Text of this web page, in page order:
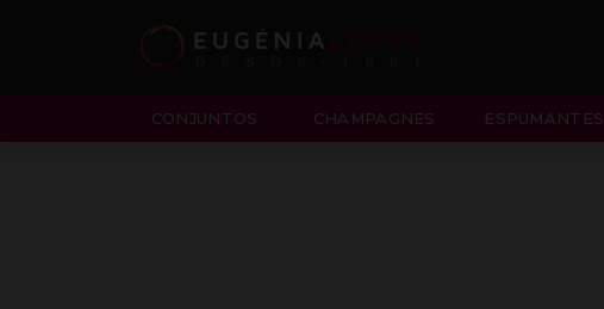
CONJUNTOS CHAMPAGNES ESPUMANTES